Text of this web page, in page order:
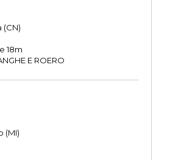
18m
E ROERO
(MI)